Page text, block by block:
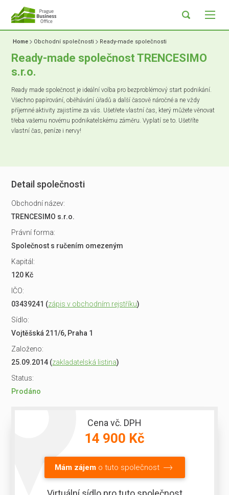
Home Obchodní společnosti Ready-made společnosti
Ready-made společnost TRENCESIMO
s.r.o.
Ready made společnost je ideální volba pro bezproblémový start podnikání.
Všechno papírování, oběhávání úřadů a další časově náročné a ne vždy
příjemné aktivity zajistíme za vás. Ušetřete vlastní čas, který můžete věnovat
třeba vašemu novému podnikatelskému záměru. Vyplatí se to. Ušetříte
vlastní čas, peníze i nervy!
Detail společnosti
Obchodní název:
TRENCESIMO s.r.o.
Právní forma:
Společnost s ručením omezeným
Kapitál:
120 Kč
IČO:
03439241 (zápis v obchodním rejstříku)
Sídlo:
Vojtěšská 211/6, Praha 1
Založeno:
25.09.2014 (zakladatelská listina)
Status:
Prodáno
Cena vč. DPH
14 900 Kč
Mám zájemo tuto společnost